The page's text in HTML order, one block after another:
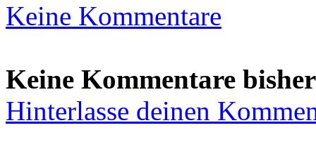
Keine Kommentare
Keine Kommentare bisher
Hinterlasse deinen